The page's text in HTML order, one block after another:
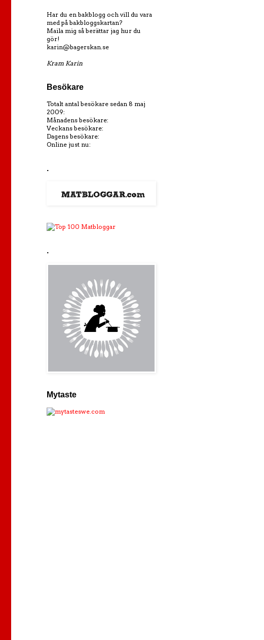
Har du en bakblogg och vill du vara
med på bakbloggskartan?
Maila mig så berättar jag hur du
gör!
karin@bagerskan.se
Kram Karin
Besökare
Totalt antal besökare sedan 8 maj
2009:
Månadens besökare:
Veckans besökare:
Dagens besökare:
Online just nu:
.
.
Mytaste